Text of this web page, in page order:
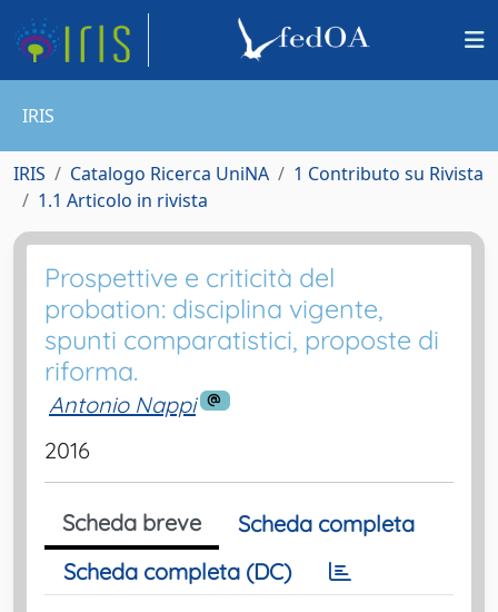
IRIS
IRIS Catalogo Ricerca UniNA
1 Contributo su Rivista
1.1 Articolo in rivista
Prospettive e criticità del
probation: disciplina vigente,
spunti comparatistici, proposte di
riforma.
Antonio Nappi
2016
Scheda breve
Scheda completa
Scheda completa (DC)